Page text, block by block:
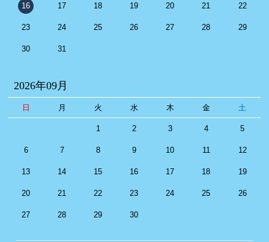
16 17 18 19 20 21 22
23 24 25 26 27 28 29
30 31
2026年09月
日 月 火 水 木 金 土
1 2 3 4 5
6 7 8 9 10 11 12
13 14 15 16 17 18 19
20 21 22 23 24 25 26
27 28 29 30